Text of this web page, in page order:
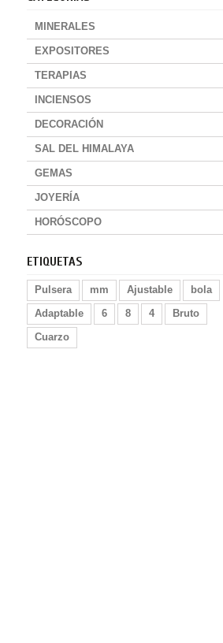
MINERALES
EXPOSITORES
TERAPIAS
INCIENSOS
DECORACIÓN
SAL DEL HIMALAYA
GEMAS
JOYERÍA
HORÓSCOPO
ETIQUETAS
Pulsera mm Ajustable
bola
Adaptable
6 8 4
Bruto
Cuarzo